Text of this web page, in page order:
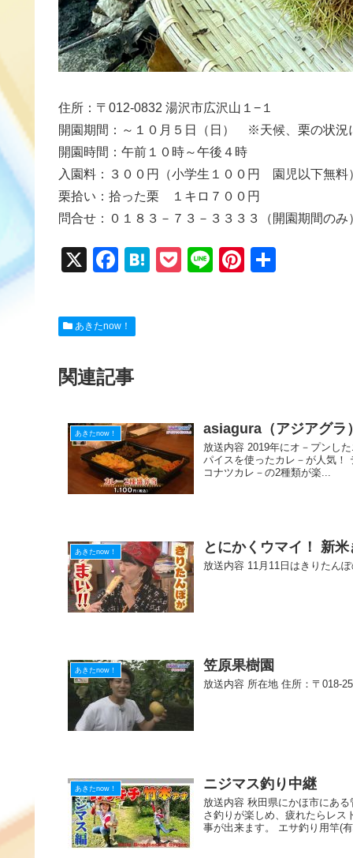
住所：〒012-0832 湯沢市広沢山１−１
開園期間：～１０月５日（日） ※天候、栗の状況
開園時間：午前１０時～午後４時
入園料：３００円（小学生１００円 園児以下無料
栗拾い：拾った栗 １キロ７００円
問合せ：０１８３－７３－３３３３（開園期間のみ
X
F
c
e
b
o
k
H
P
Li
Pi
あきたnow！
関連記事
あきたnow！ asiagura（アジアグラ）
放送内容 2019年にオ－プンし
パイスを使ったカレ－が人気！
コナツカレ－の2種類が楽...
あきたnow！ とにかくウマイ！ 新
放送内容 11月11日はきりたん
あきたnow！ 笠原果樹園
放送内容 所在地 住所：〒018-
あきたnow！ ニジマス釣り中継
放送内容 秋田県にかほ市にあ
さ釣りが楽しめ、疲れたらレス
事が出来ます。 エサ釣り用竿(